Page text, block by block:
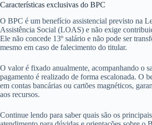
Características exclusivas do BPC
O BPC é um benefício assistencial previsto na
Assistência Social (LOAS) e não exige
Ele não concede 13º salário e não pode ser
mesmo em caso de falecimento do titular.
O valor é fixado anualmente, acompanhando o
pagamento é realizado de forma escalonada. O
em contas bancárias ou cartões magnéticos,
aos recursos.
Continue lendo para saber quais são os